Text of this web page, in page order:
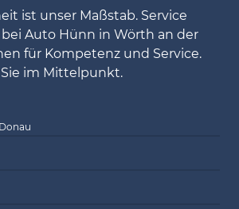
ist unser Maßstab. Service
Auto Hünn in Wörth an der
für Kompetenz und Service.
im Mittelpunkt.